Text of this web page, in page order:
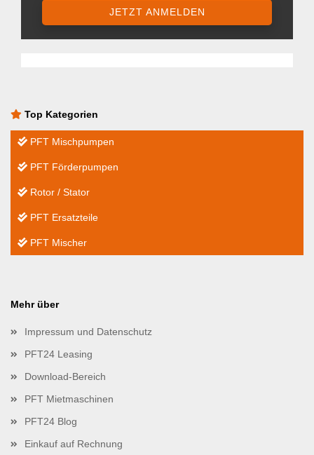
JETZT ANMELDEN
Top Kategorien
PFT Mischpumpen
PFT Förderpumpen
Rotor / Stator
PFT Ersatzteile
PFT Mischer
Mehr über
Impressum und Datenschutz
PFT24 Leasing
Download-Bereich
PFT Mietmaschinen
PFT24 Blog
Einkauf auf Rechnung